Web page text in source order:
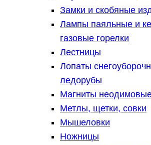
Замки и скобяные
Лампы паяльные и
газовые горелки
Лестницы
Лопаты
ледорубы
Магниты
Метлы, щетки, совки
Мышеловки
Ножницы